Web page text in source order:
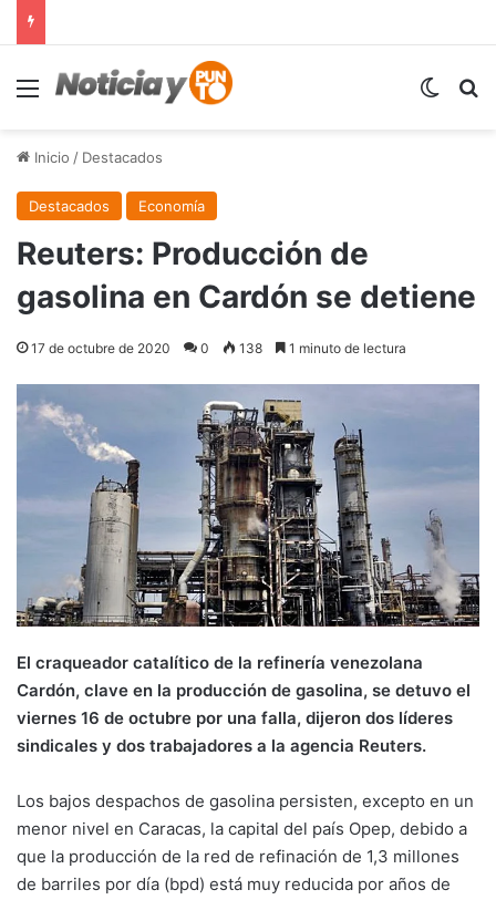
Menú
Inicio / Destacados
Destacados Economía
Reuters: Producción de
gasolina en Cardón se detiene
17 de octubre de 2020 0 138 1 minuto de lectura
El craqueador catalítico de la refinería venezolana
Cardón, clave en la producción de gasolina, se detuvo el
viernes 16 de octubre por una falla, dijeron dos líderes
sindicales y dos trabajadores a la agencia Reuters.
Los bajos despachos de gasolina persisten, excepto en un
menor nivel en Caracas, la capital del país Opep, debido a
que la producción de la red de refinación de 1,3 millones
de barriles por día (bpd) está muy reducida por años de